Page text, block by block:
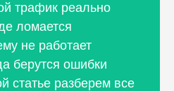
трафик реально
ломается
не работает
берутся ошибки
статье разберем все